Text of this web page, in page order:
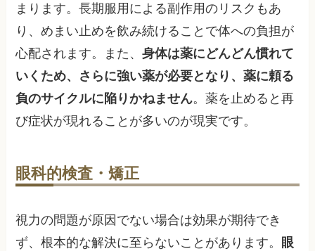
まります。長期服用による副作用のリスクもあ
り、めまい止めを飲み続けることで体への負担が
心配されます。また、身体は薬にどんどん慣れて
いくため、さらに強い薬が必要となり、薬に頼る
負のサイクルに陥りかねません。薬を止めると再
び症状が現れることが多いのが現実です。
眼科的検査・矯正
視力の問題が原因でない場合は効果が期待でき
ず、根本的な解決に至らないことがあります。
眼